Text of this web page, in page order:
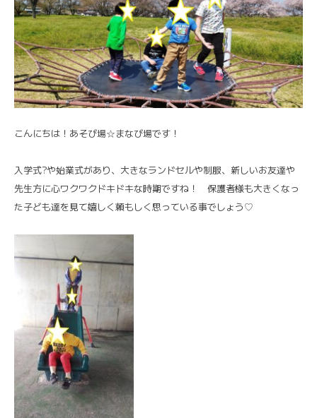
こんにちは！あそび場☆まなび場です！
入学式?や始業式があり、大きなランドセルや制服、新しいお友達や
先生方に心ワクワクドキドキな時期ですね！ 保護者様も大きくなっ
た子ども達を見て嬉しく頼もしく思っている事でしょう♡